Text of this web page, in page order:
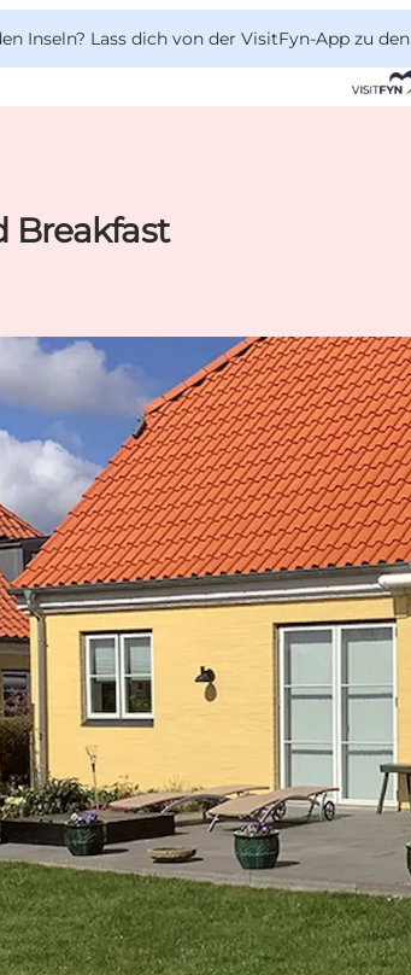
Inseln? Lass dich von der VisitFyn-App zu
Breakfast